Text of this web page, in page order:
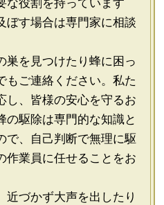
な役割を持っています
ぼす場合は専門家に相談
巣を見つけたり蜂に困っ
もご連絡ください。私た
し、皆様の安心を守るお
の駆除は専門的な知識と
で、自己判断で無理に駆
作業員に任せることをお
近づかず大声を出したり